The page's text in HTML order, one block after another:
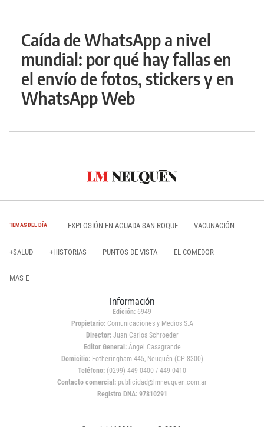
Caída de WhatsApp a nivel
mundial: por qué hay fallas en
el envío de fotos, stickers y en
WhatsApp Web
TEMAS DEL DÍA EXPLOSIÓN EN AGUADA SAN ROQUE VACUNACIÓN
+SALUD +HISTORIAS PUNTOS DE VISTA EL COMEDOR
MAS E
Información
Edición: 6949
Propietario:Comunicaciones y Medios S.A
Director: Juan Carlos Schroeder
Editor General:Ángel Casagrande
Domicilio:Fotheringham 445, Neuquén (CP 8300)
Teléfono: (0299) 449 0400 / 449 0410
Contacto comercial: publicidad@lmneuquen.com.ar
Registro DNA: 97810291